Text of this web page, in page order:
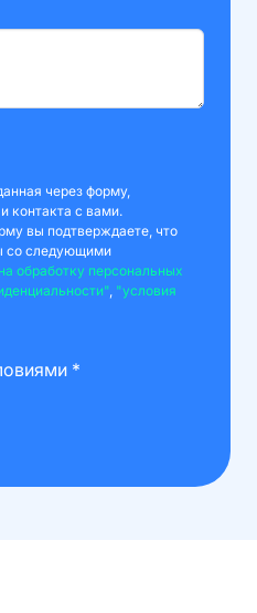
через форму,
контакта с вами.
вы подтверждаете, что
со следующими
обработку персональных
"условия
*